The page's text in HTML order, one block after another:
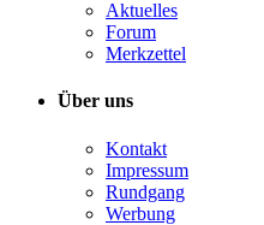
Aktuelles
Forum
Merkzettel
Über uns
Kontakt
Impressum
Rundgang
Werbung